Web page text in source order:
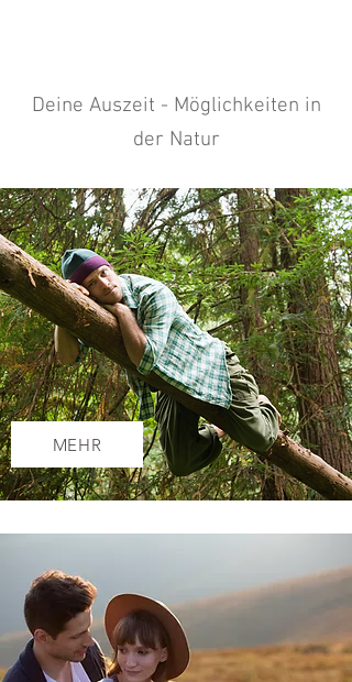
Deine Auszeit - Möglichkeiten in
der Natur
NATUR ZUM
ENTSPANNEN
MEHR